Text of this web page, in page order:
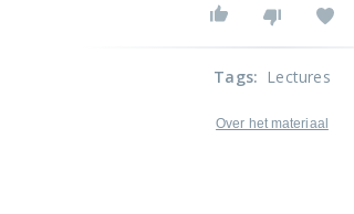
Tags: Lectures
Over het materiaal